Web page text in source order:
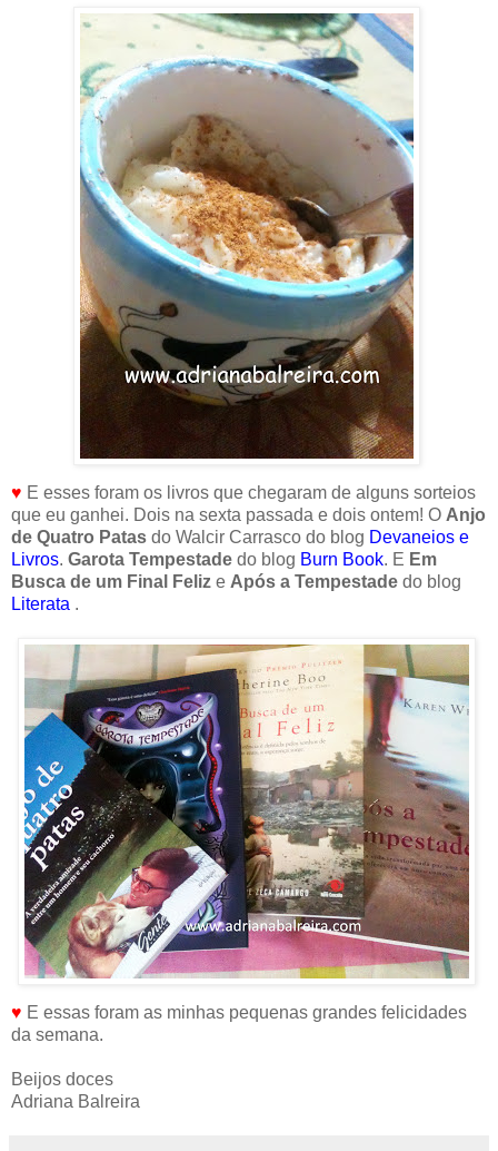
♥ E esses foram os livros que chegaram de alguns sorteios
que eu ganhei. Dois na sexta passada e dois ontem! O Anjo
de Quatro Patas do Walcir Carrasco do blog Devaneios e
Livros. Garota Tempestade do blog Burn Book. E Em
Busca de um Final Feliz e Após a Tempestade do blog
Literata .
♥ E essas foram as minhas pequenas grandes felicidades
da semana.
Beijos doces
Adriana Balreira